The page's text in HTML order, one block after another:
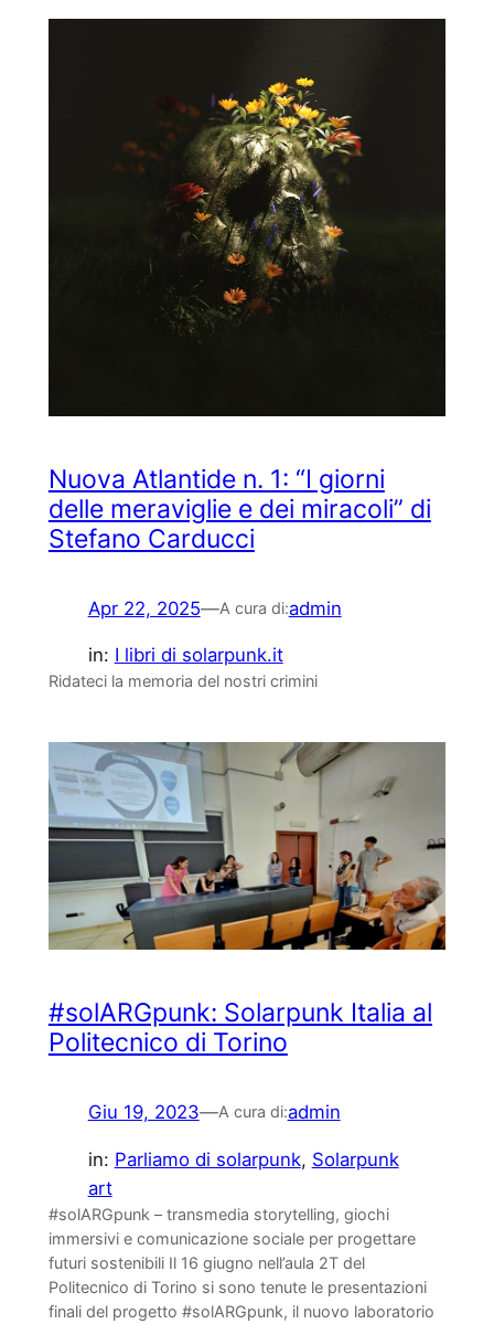
Nuova Atlantide n. 1: “I giorni
delle meraviglie e dei miracoli” di
Stefano Carducci
Apr 22, 2025—A cura di:admin
in: I libri di solarpunk.it
Ridateci la memoria del nostri crimini
#solARGpunk: Solarpunk Italia al
Politecnico di Torino
Giu 19, 2023—A cura di:admin
in: Parliamo di solarpunk, Solarpunk
art
#solARGpunk – transmedia storytelling, giochi
immersivi e comunicazione sociale per progettare
futuri sostenibili Il 16 giugno nell’aula 2T del
Politecnico di Torino si sono tenute le presentazioni
finali del progetto #solARGpunk, il nuovo laboratorio